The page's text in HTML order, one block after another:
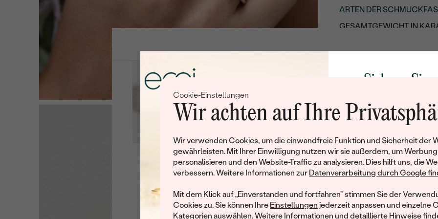
Cookie-Einstellungen
Wir achten auf Ihre
Wir verwenden Cookies, um die einwandfreie Funktion und Sicherheit der
gewährleisten. Mit Ihrer Einwilligung nutzen wir sie außerdem, um Werbung
personalisieren und den Website-Traffic zu analysieren. Dies hilft uns, die
verbessern. Weitere Informationen zur Datenverarbeitung durch Google
Mit dem Klick auf „Einverstanden und fortfahren" stimmen Sie der
Cookies zu. Sie können Ihre Einstellungen jederzeit anpassen und einzelne
Kategorien auswählen. Weitere Informationen und detaillierte Hinweise
ARTEN DER
GESAMTGEWICHT IN
ANZAHL:
ABMESSUNGEN:
REINHEIT:
FORM:
SCHLIFF:
Leider hat dieses Schmuckstück bereits seinen Besitzer
informiert werden möchten, hinterlassen Sie uns bitte Ihre E-
Sichern Sie
Rabatt auf
Werden Sie Teil
und entdecken Sie die
gefertigten Schmucks
Ihren ersten